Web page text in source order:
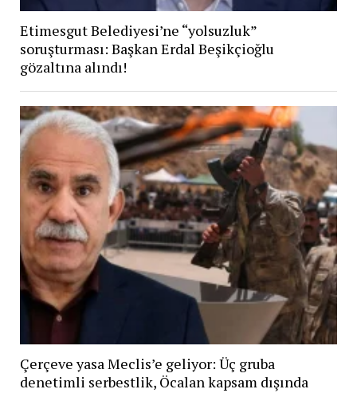
Etimesgut Belediyesi’ne “yolsuzluk”
soruşturması: Başkan Erdal Beşikçioğlu
gözaltına alındı!
Çerçeve yasa Meclis’e geliyor: Üç gruba
denetimli serbestlik, Öcalan kapsam dışında